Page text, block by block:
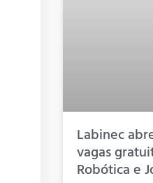
Labinec
vagas
Robótica e